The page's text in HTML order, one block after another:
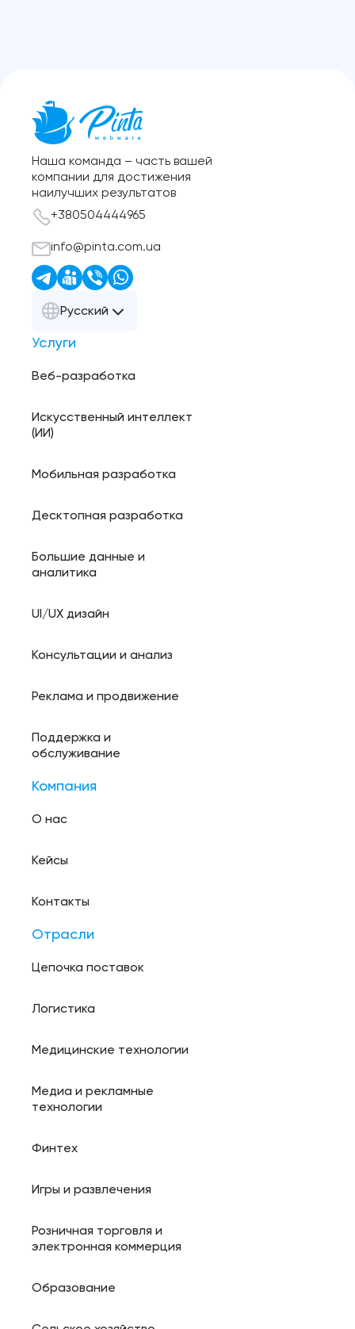
Наша команда – часть вашей
компании для достижения
наилучших результатов
+380504444965
info@pinta.com.ua
Русский
Услуги
Веб-разработка
Искусственный интеллект
(ИИ)
Мобильная разработка
Десктопная разработка
Большие данные и
аналитика
UI/UX дизайн
Консультации и анализ
Реклама и продвижение
Поддержка и
обслуживание
Компания
О нас
Кейсы
Контакты
Отрасли
Цепочка поставок
Логистика
Медицинские технологии
Медиа и рекламные
технологии
Финтех
Игры и развлечения
Розничная торговля и
электронная коммерция
Образование